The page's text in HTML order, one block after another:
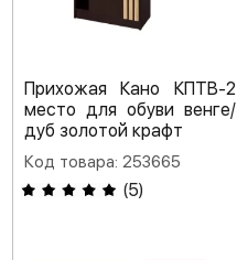
Прихожая Кано КПТВ-2
место для обуви венге/
дуб золотой крафт
Код товара: 253665
(5)